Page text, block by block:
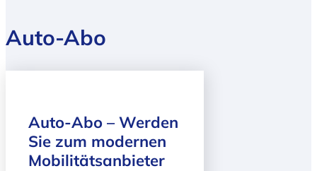
Auto-Abo
Auto-Abo – Werden
Sie zum modernen
Mobilitätsanbieter